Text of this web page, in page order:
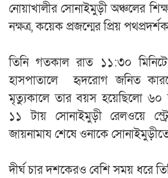
নোয়াখালীর সোনাইমুড়ী অঞ্চলের
নক্ষত্র, কয়েক প্রজন্মের প্রিয়
‎তিনি গতকাল রাত ১১:৩০ মিনিটে
হাসপাতালে হৃদরোগ জনিত
মৃত্যুকালে তার বয়স হয়েছিলো ৬০
১১ টায় সোনাইমুড়ী রেলওয়ে
জায়নামায শেষে ওনাকে
‎দীর্ঘ চার দশকেরও বেশি সময় ধরে